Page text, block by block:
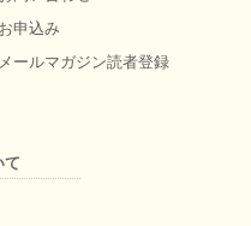
お申込み
メールマガジン読者登録
て